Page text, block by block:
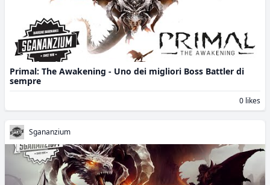
Primal: The Awakening - Uno dei migliori Boss Battler di
sempre
0 likes
Sgananzium